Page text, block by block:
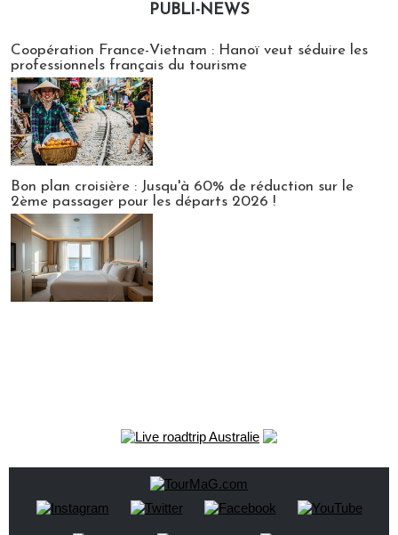
PUBLI-NEWS
Coopération France-Vietnam : Hanoï veut séduire les
professionnels français du tourisme
Bon plan croisière : Jusqu'à 60% de réduction sur le
2ème passager pour les départs 2026 !